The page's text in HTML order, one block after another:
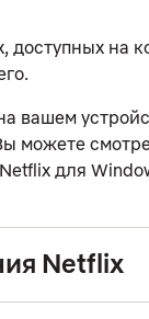
доступных на
вашем
можете
для
Netflix